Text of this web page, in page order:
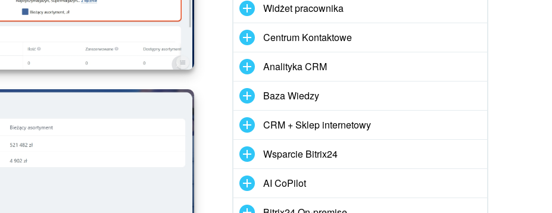
Widżet pracownika
Centrum Kontaktowe
Analityka CRM
Baza Wiedzy
CRM + Sklep internetowy
Wsparcie Bitrix24
AI CoPilot